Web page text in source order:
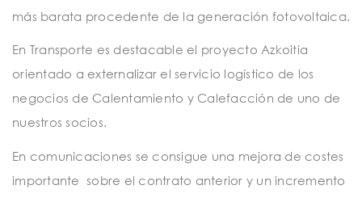
más barata procedente de la generación fotovoltaica.
En Transporte es destacable el proyecto Azkoitia
orientado a externalizar el servicio logístico de los
negocios de Calentamiento y Calefacción de uno de
nuestros socios.
En comunicaciones se consigue una mejora de costes
importante sobre el contrato anterior y un incremento